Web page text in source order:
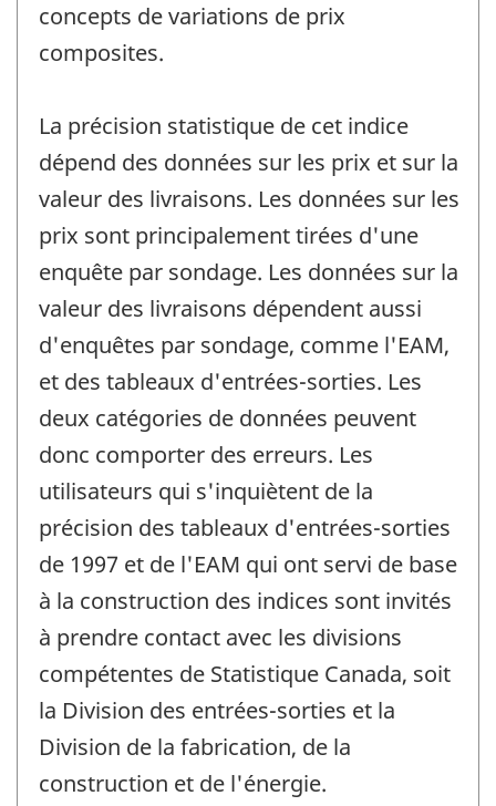
concepts de variations de prix
composites.
La précision statistique de cet indice
dépend des données sur les prix et sur la
valeur des livraisons. Les données sur les
prix sont principalement tirées d'une
enquête par sondage. Les données sur la
valeur des livraisons dépendent aussi
d'enquêtes par sondage, comme l'EAM,
et des tableaux d'entrées-sorties. Les
deux catégories de données peuvent
donc comporter des erreurs. Les
utilisateurs qui s'inquiètent de la
précision des tableaux d'entrées-sorties
de 1997 et de l'EAM qui ont servi de base
à la construction des indices sont invités
à prendre contact avec les divisions
compétentes de Statistique Canada, soit
la Division des entrées-sorties et la
Division de la fabrication, de la
construction et de l'énergie.